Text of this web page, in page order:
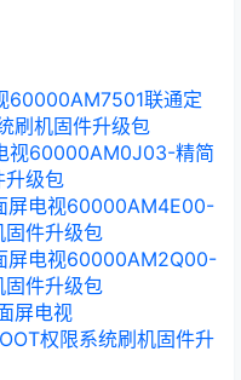
60000AM7501联通定
刷机固件升级包
视60000AM0J03-精简
升级包
屏电视60000AM4E00-
固件升级包
屏电视60000AM2Q00-
固件升级包
屏电视
权限系统刷机固件升